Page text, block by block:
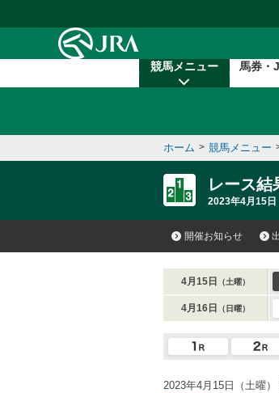
競馬メニュー 馬券・
ホーム > 競馬メニュー
レース結
2023年4月15日
開催お知らせ
4月15日 （土曜）
4月16日 （日曜）
2023年4月15日（土曜）